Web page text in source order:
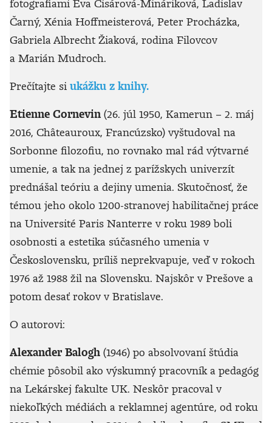
fotografiami Eva Cisárová-Mináriková, Ladislav
Čarný, Xénia Hoffmeisterová, Peter Procházka,
Gabriela Albrecht Žiaková, rodina Filovcov
a Marián Mudroch.
Prečítajte si ukážku z knihy.
Etienne Cornevin (26. júl 1950, Kamerun – 2. máj
2016, Châteauroux, Francúzsko) vyštudoval na
Sorbonne filozofiu, no rovnako mal rád výtvarné
umenie, a tak na jednej z parížskych univerzít
prednášal teóriu a dejiny umenia. Skutočnosť, že
témou jeho okolo 1200-stranovej habilitačnej práce
na Université Paris Nanterre v roku 1989 boli
osobnosti a estetika súčasného umenia v
Československu, príliš neprekvapuje, veď v rokoch
1976 až 1988 žil na Slovensku. Najskôr v Prešove a
potom desať rokov v Bratislave.
O autorovi:
Alexander Balogh (1946) po absolvovaní štúdia
chémie pôsobil ako výskumný pracovník a pedagóg
na Lekárskej fakulte UK. Neskôr pracoval v
niekoľkých médiách a reklamnej agentúre, od roku